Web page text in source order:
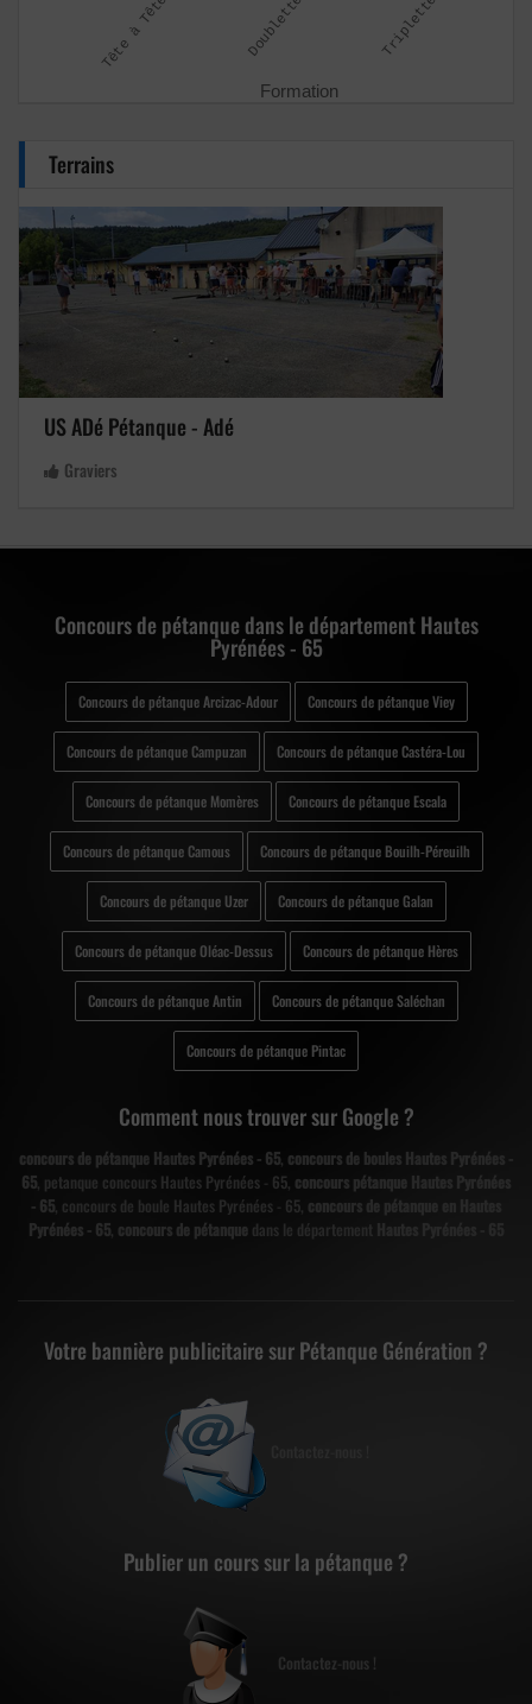
Terrains
US ADé Pétanque - Adé
Graviers
Concours de pétanque dans le département Hautes
Pyrénées - 65
Concours de pétanque Arcizac-Adour Concours de pétanque Viey
Concours de pétanque Campuzan Concours de pétanque Castéra-Lou
Concours de pétanque Momères Concours de pétanque Escala
Concours de pétanque Camous Concours de pétanque Bouilh-Péreuilh
Concours de pétanque Uzer Concours de pétanque Galan
Concours de pétanque Oléac-Dessus Concours de pétanque Hères
Concours de pétanque Antin Concours de pétanque Saléchan
Concours de pétanque Pintac
Comment nous trouver sur Google ?
concours de pétanque Hautes Pyrénées - 65, concours de boules Hautes Pyrénées -
65, petanque concours Hautes Pyrénées - 65, concours pétanque Hautes Pyrénées
- 65, concours de boule Hautes Pyrénées - 65, concours de pétanque en Hautes
Pyrénées - 65, concours de pétanque dans le département
Votre bannière publicitaire sur Pétanque Génération ?
Publier un cours sur la pétanque ?
Contactez-nous !